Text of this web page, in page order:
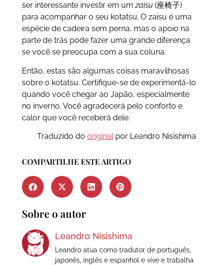
ser interessante investir em umzaisu (座椅子)
para acompanhar o seu kotatsu. O zaisu é uma
espécie de cadeira sem perna, mas o apoio na
parte de trás pode fazer uma grande diferença
se você se preocupa com a sua coluna.
Então, estas são algumas coisas maravilhosas
sobre o kotatsu. Certifique-se de experimentá-lo
quando você chegar ao Japão, especialmente
no inverno. Você agradecerá pelo conforto e
calor que você receberá dele.
Traduzido dooriginalpor Leandro Nisishima
COMPARTILHE ESTE ARTIGO
Sobre o autor
Leandro Nisishima
Leandro atua como tradutor de português,
japonês, inglês e espanhol e vive e trabalha